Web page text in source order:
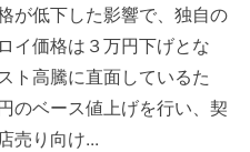
が低下した影響で、独自の
イ価格は３万円下げとな
ト高騰に直面しているた
のベース値上げを行い、契
売り向け...